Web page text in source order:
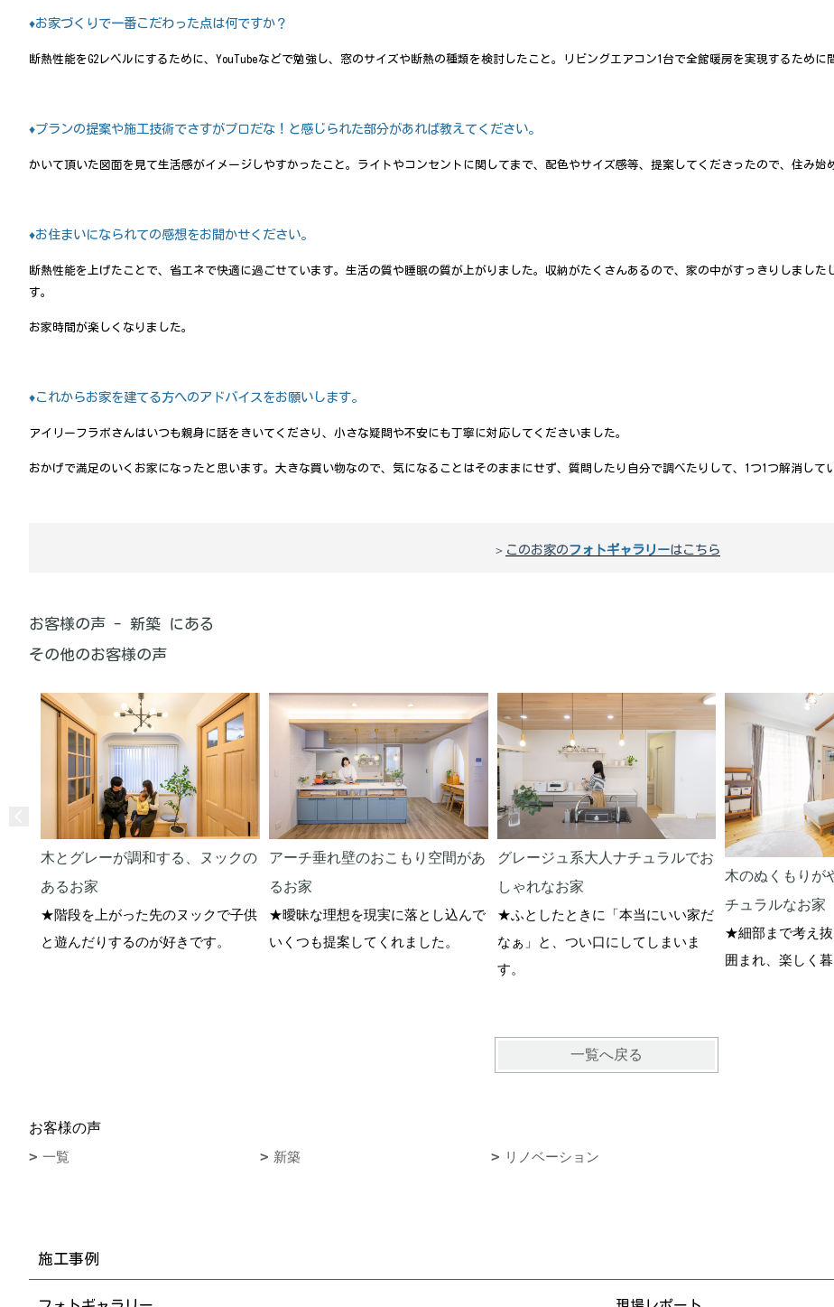
♦お家づくりで一番こだわった点は何ですか？
断熱性能をG2レベルにするために、YouTubeなどで勉強し、窓のサイズや断熱の種類を検討したこと。リビングエアコン1台で全館暖房を実現するために
♦プランの提案や施工技術でさすがプロだな！と感じられた部分があれば教えてください。
かいて頂いた図面を見て生活感がイメージしやすかったこと。ライトやコンセントに関してまで、配色やサイズ感等、提案してくださったので、住み始
♦お住まいになられての感想をお聞かせください。
断熱性能を上げたことで、省エネで快適に過ごせています。生活の質や睡眠の質が上がりました。収納がたくさんあるので、家の中がすっきりしまし
す。
お家時間が楽しくなりました。
♦これからお家を建てる方へのアドバイスをお願いします。
アイリーフラボさんはいつも親身に話をきいてくださり、小さな疑問や不安にも丁寧に対応してくださいました。
おかげで満足のいくお家になったと思います。大きな買い物なので、気になることはそのままにせず、質問したり自分で調べたりして、1つ1つ解消して
＞ このお家のフォトギャラリーはこちら
お客様の声 - 新築 にある
その他のお客様の声
木とグレーが調和する、ヌックの
あるお家
★階段を上がった先のヌックで子供
と遊んだりするのが好きです。
アーチ垂れ壁のおこもり空間があ
るお家
★曖昧な理想を現実に落とし込んで
いくつも提案してくれました。
グレージュ系大人ナチュラルでお
しゃれなお家
★ふとしたときに「本当にいい家だ
なぁ」と、つい口にしてしまいま
す。
木のぬくもりが
チュラルなお家
★細部まで考え
囲まれ、楽しく
一覧へ戻る
お客様の声
一覧
新築 リノベーション
施工事例